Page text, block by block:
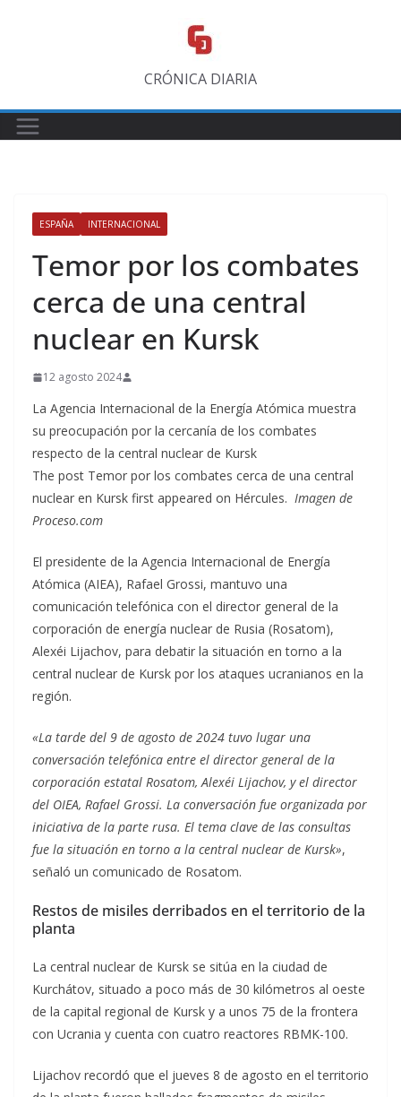
CRÓNICA DIARIA
ESPAÑA INTERNACIONAL
Temor por los combates
cerca de una central
nuclear en Kursk
12 agosto 2024
La Agencia Internacional de la Energía Atómica muestra
su preocupación por la cercanía de los combates
respecto de la central nuclear de Kursk
The post Temor por los combates cerca de una central
nuclear en Kursk first appeared on Hércules. Imagen de
Proceso.com
El presidente de la Agencia Internacional de Energía
Atómica (AIEA), Rafael Grossi, mantuvo una
comunicación telefónica con el director general de la
corporación de energía nuclear de Rusia (Rosatom),
Alexéi Lijachov, para debatir la situación en torno a la
central nuclear de Kursk por los ataques ucranianos en la
región.
«La tarde del 9 de agosto de 2024 tuvo lugar una
conversación telefónica entre el director general de la
corporación estatal Rosatom, Alexéi Lijachov, y el director
del OIEA, Rafael Grossi. La conversación fue organizada por
iniciativa de la parte rusa. El tema clave de las consultas
fue la situación en torno a la central nuclear de Kursk»,
señaló un comunicado de Rosatom.
Restos de misiles derribados en el territorio de la
planta
La central nuclear de Kursk se sitúa en la ciudad de
Kurchátov, situado a poco más de 30 kilómetros al oeste
de la capital regional de Kursk y a unos 75 de la frontera
con Ucrania y cuenta con cuatro reactores RBMK-100.
Lijachov recordó que el jueves 8 de agosto en el territorio